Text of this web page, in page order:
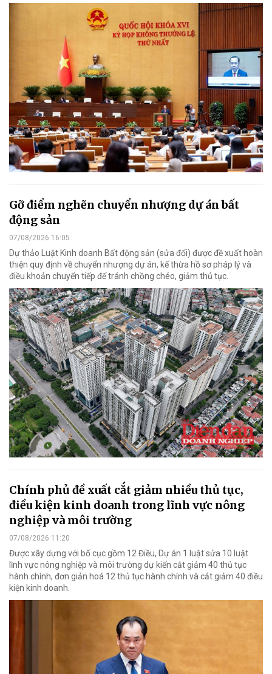
Gỡ điểm nghẽn chuyển nhượng dự án bất
động sản
07/08/2026 16:05
Dự thảo Luật Kinh doanh Bất động sản (sửa đổi) được đề xuất hoàn
thiện quy định về chuyển nhượng dự án, kế thừa hồ sơ pháp lý và
điều khoản chuyển tiếp để tránh chồng chéo, giảm thủ tục.
Chính phủ đề xuất cắt giảm nhiều thủ tục,
điều kiện kinh doanh trong lĩnh vực nông
nghiệp và môi trường
07/08/2026 11:20
Được xây dựng với bố cục gồm 12 Điều, Dự án 1 luật sửa 10 luật
lĩnh vực nông nghiệp và môi trường dự kiến cắt giảm 40 thủ tục
hành chính, đơn giản hoá 12 thủ tục hành chính và cắt giảm 40 điều
kiện kinh doanh.